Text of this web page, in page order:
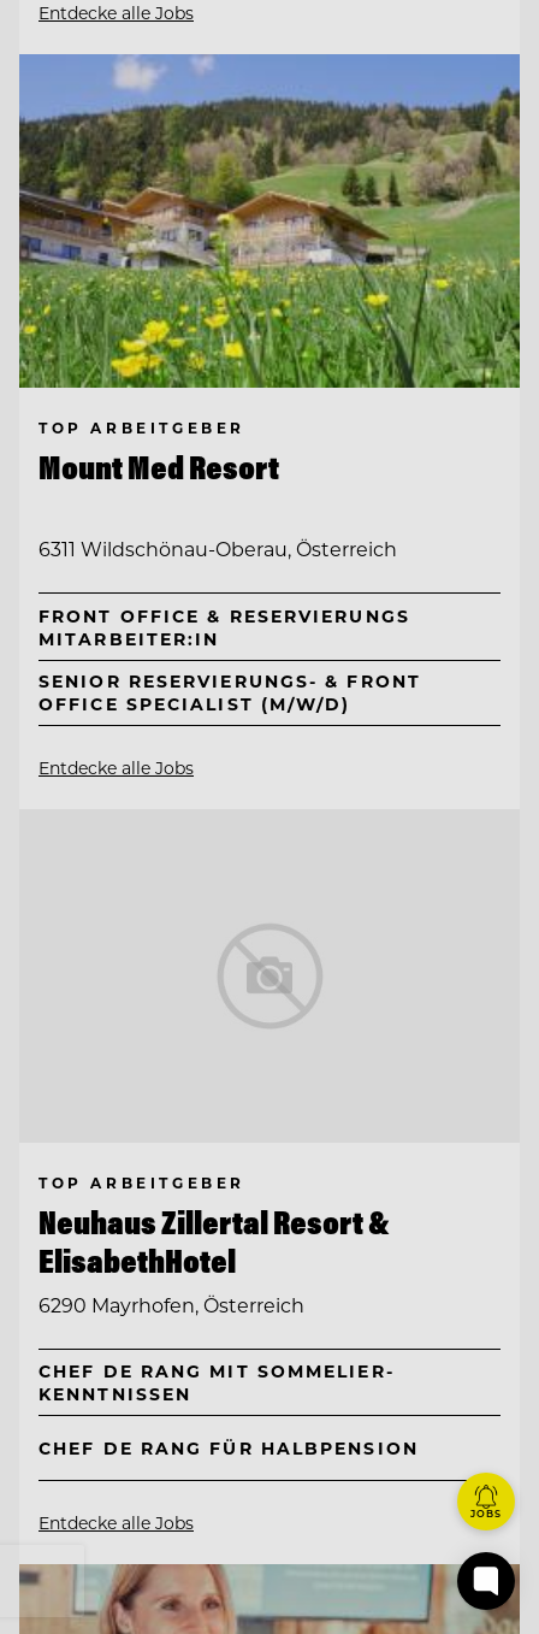
Entdecke alle Jobs
TOP ARBEITGEBER
Mount Med Resort
6311 Wildschönau-Oberau, Österreich
FRONT OFFICE & RESERVIERUNGS
MITARBEITER:IN
SENIOR RESERVIERUNGS- & FRONT
OFFICE SPECIALIST (M/W/D)
Entdecke alle Jobs
TOP ARBEITGEBER
Neuhaus Zillertal Resort &
ElisabethHotel
6290 Mayrhofen, Österreich
CHEF DE RANG MIT SOMMELIER-
KENNTNISSEN
CHEF DE RANG FÜR HALBPENSION
Entdecke alle Jobs JOBS